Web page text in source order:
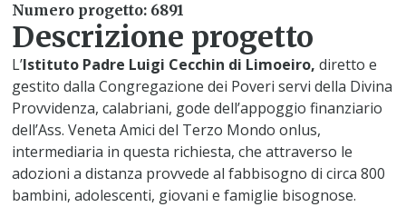
Numero progetto: 6891
Descrizione progetto
L’Istituto Padre Luigi Cecchin di Limoeiro, diretto e
gestito dalla Congregazione dei Poveri servi della Divina
Provvidenza, calabriani, gode dell’appoggio finanziario
dell’Ass. Veneta Amici del Terzo Mondo onlus,
intermediaria in questa richiesta, che attraverso le
adozioni a distanza provvede al fabbisogno di circa 800
bambini, adolescenti, giovani e famiglie bisognose.